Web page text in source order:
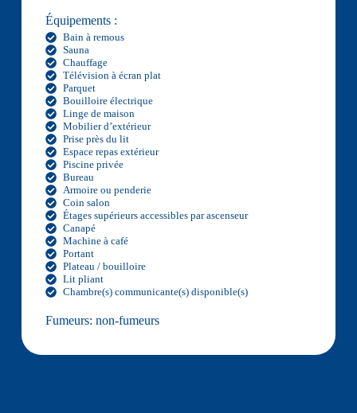
Équipements :
Bain à remous
Sauna
Chauffage
Télévision à écran plat
Parquet
Bouilloire électrique
Linge de maison
Mobilier d’extérieur
Prise près du lit
Espace repas extérieur
Piscine privée
Bureau
Armoire ou penderie
Coin salon
Étages supérieurs accessibles par ascenseur
Canapé
Machine à café
Portant
Plateau / bouilloire
Lit pliant
Chambre(s) communicante(s) disponible(s)
Fumeurs: non-fumeurs